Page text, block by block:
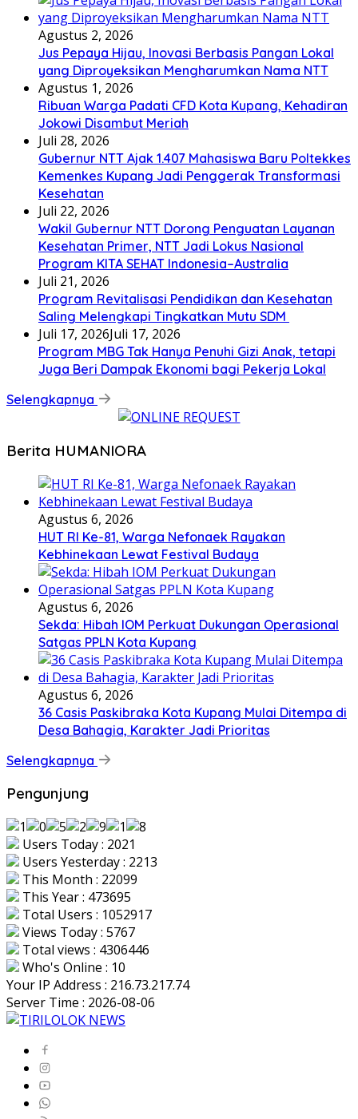
Agustus 2, 2026
Jus Pepaya Hijau, Inovasi Berbasis Pangan Lokal
yang Diproyeksikan Mengharumkan Nama NTT
Agustus 1, 2026
Ribuan Warga Padati CFD Kota Kupang, Kehadiran
Jokowi Disambut Meriah
Juli 28, 2026
Gubernur NTT Ajak 1.407 Mahasiswa Baru Poltekkes
Kemenkes Kupang Jadi Penggerak Transformasi
Kesehatan
Juli 22, 2026
Wakil Gubernur NTT Dorong Penguatan Layanan
Kesehatan Primer, NTT Jadi Lokus Nasional
Program KITA SEHAT Indonesia–Australia
Juli 21, 2026
Program Revitalisasi Pendidikan dan Kesehatan
Saling Melengkapi Tingkatkan Mutu SDM
Juli 17, 2026Juli 17, 2026
Program MBG Tak Hanya Penuhi Gizi Anak, tetapi
Juga Beri Dampak Ekonomi bagi Pekerja Lokal
Selengkapnya
Berita HUMANIORA
Agustus 6, 2026
HUT RI Ke-81, Warga Nefonaek Rayakan
Kebhinekaan Lewat Festival Budaya
Agustus 6, 2026
Sekda: Hibah IOM Perkuat Dukungan Operasional
Satgas PPLN Kota Kupang
Agustus 6, 2026
36 Casis Paskibraka Kota Kupang Mulai Ditempa di
Desa Bahagia, Karakter Jadi Prioritas
Selengkapnya
Pengunjung
Users Today : 2021
Users Yesterday : 2213
This Month : 22099
This Year : 473695
Total Users : 1052917
Views Today : 5767
Total views : 4306446
Who's Online : 10
Your IP Address : 216.73.217.74
Server Time : 2026-08-06